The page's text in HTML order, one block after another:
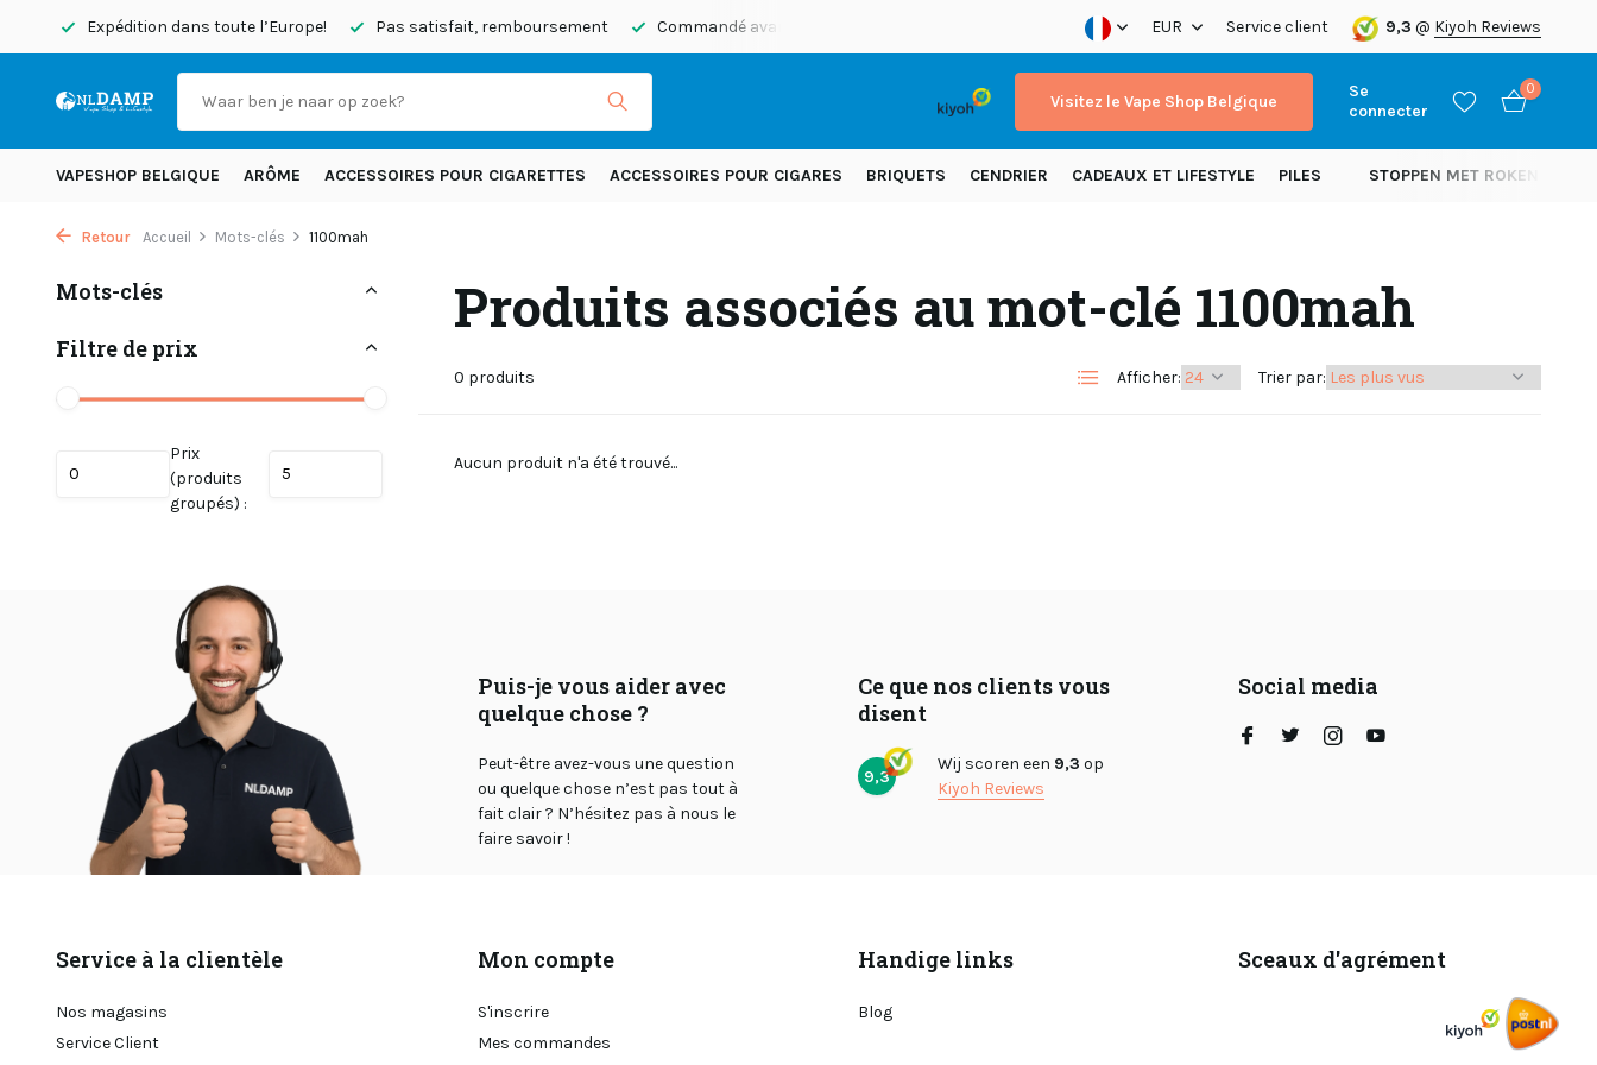
Expédition dans toute l’Europe! Pas satisfait, remboursement Commandé avant 20h45, expédié aujourd’hui Expédition dans toute l’Europe!
EUR Service client 9,3 @ Kiyoh Reviews
Visitez le Vape Shop Belgique
Se
connecter
0
VAPESHOP BELGIQUE ARÔME ACCESSOIRES POUR CIGARETTES ACCESSOIRES POUR CIGARES BRIQUETS CENDRIER CADEAUX ET LIFESTYLE PILES STOPPEN MET ROKEN
Retour Accueil Mots-clés 1100mah
Mots-clés
Filtre de prix
Prix
(produits
groupés) :
Produits associés au mot-clé 1100mah
0 produits Afficher: Trier par:
Aucun produit n'a été trouvé...
Puis-je vous aider avec
quelque chose ?
Peut-être avez-vous une question
ou quelque chose n’est pas tout à
fait clair ? N’hésitez pas à nous le
faire savoir !
Ce que nos clients vous
disent
9,3
Wij scoren een 9,3 op
Kiyoh Reviews
Social media
Service à la clientèle
Nos magasins
Service Client
Mon compte
S'inscrire
Mes commandes
Handige links
Blog
Sceaux d'agrément